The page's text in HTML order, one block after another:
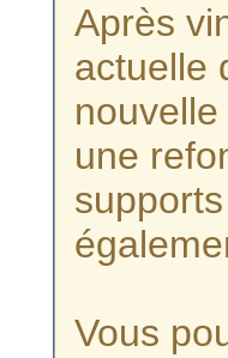
Après
actuelle
une
Vous